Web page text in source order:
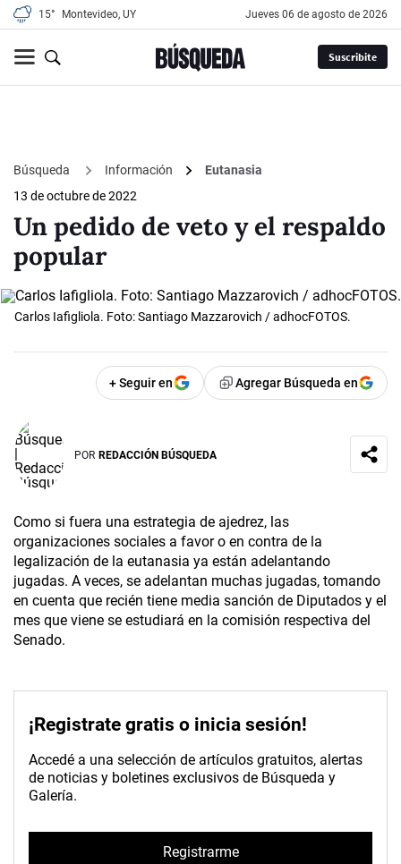
15° Montevideo, UY jueves 06 de agosto de 2026
Suscribite
Búsqueda Información
Eutanasia
13 de octubre de 2022
Un pedido de veto y el respaldo
popular
Carlos Iafigliola. Foto: Santiago Mazzarovich / adhocFOTOS.
+ Seguir en Agregar Búsqueda en
POR REDACCIÓN BÚSQUEDA
Como si fuera una estrategia de ajedrez, las
organizaciones sociales a favor o en contra de la
legalización de la eutanasia ya están adelantando
jugadas. A veces, se adelantan muchas jugadas, tomando
en cuenta que recién tiene media sanción de Diputados y el
mes que viene se estudiará en la comisión respectiva del
Senado.
¡Registrate gratis o inicia sesión!
Accedé a una selección de artículos gratuitos, alertas
de noticias y boletines exclusivos de Búsqueda y
Galería.
Registrarme